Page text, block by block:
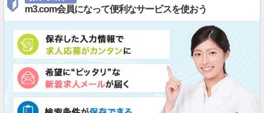
m3.com会員になって便利なサービスを使おう